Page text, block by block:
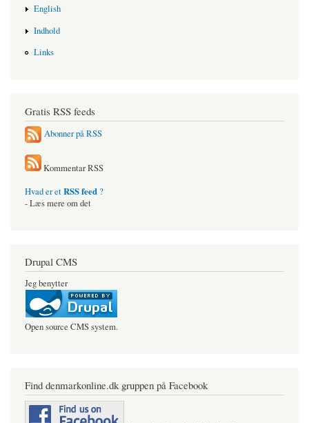
English
Indhold
Links
Gratis RSS feeds
Abonner på RSS
Kommentar RSS
Hvad er etRSS feed ?
- Læs mere om det
Drupal CMS
Jeg benytter
Open source CMS system.
Find denmarkonline.dk gruppen på Facebook